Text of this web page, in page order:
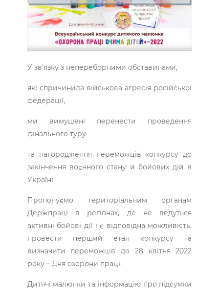
У зв’язку з непереборними обставинами,
які спричинила військова агресія російської
федерації,
ми вимушені перенести проведення
фінального туру
та нагородження переможців конкурсу до
закінчення воєнного стану й бойових дій в
Україні.
Пропонуємо територіальним органам
Держпраці в регіонах, де не ведуться
активні бойові дії і є відповідна можливість,
провести перший етап конкурсу та
визначити переможців до 28 квітня 2022
року – Дня охорони праці.
Дитячі малюнки та інформацію про підсумки